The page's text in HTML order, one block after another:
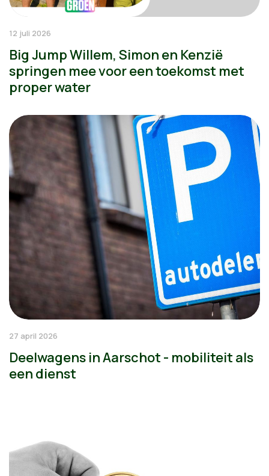
12 juli 2026
Big Jump Willem, Simon en Kenzië
springen mee voor een toekomst met
proper water
27 april 2026
Deelwagens in Aarschot - mobiliteit als
een dienst